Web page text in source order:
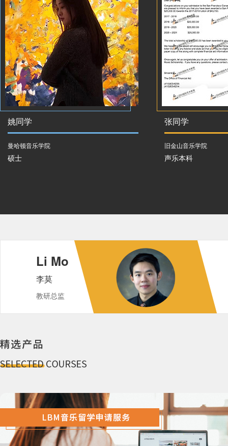
姚同学
曼哈顿音乐学院
硕士
张同学
旧金山音乐学院
声乐本科
Li Mo
李莫
教研总监